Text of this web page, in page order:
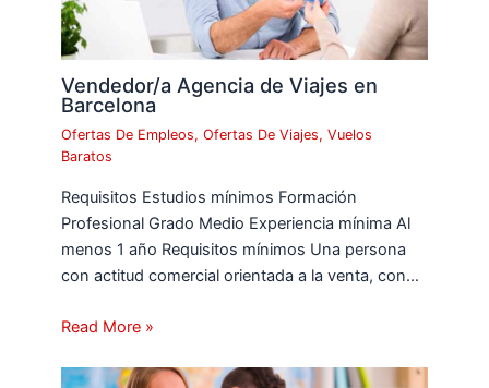
Vendedor/a Agencia de Viajes en
Barcelona
Ofertas De Empleos,Ofertas De Viajes,Vuelos
Baratos
Requisitos Estudios mínimos Formación
Profesional Grado Medio Experiencia mínima Al
menos 1 año Requisitos mínimos Una persona
con actitud comercial orientada a la venta, con…
Read More »